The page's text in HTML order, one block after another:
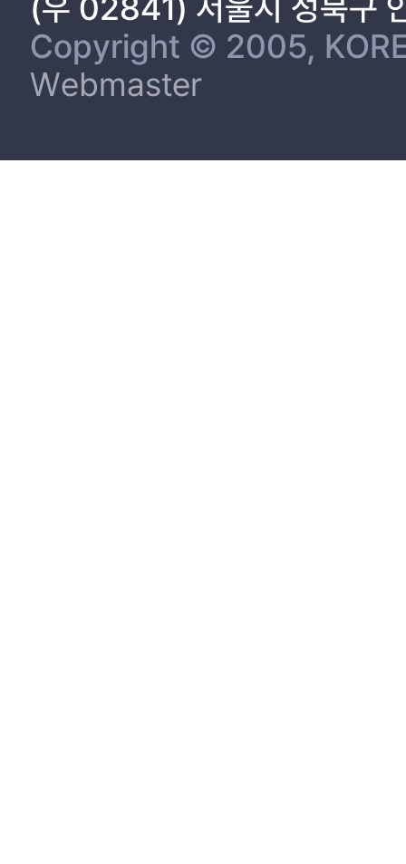
Copyright © 2005,
Webmaster